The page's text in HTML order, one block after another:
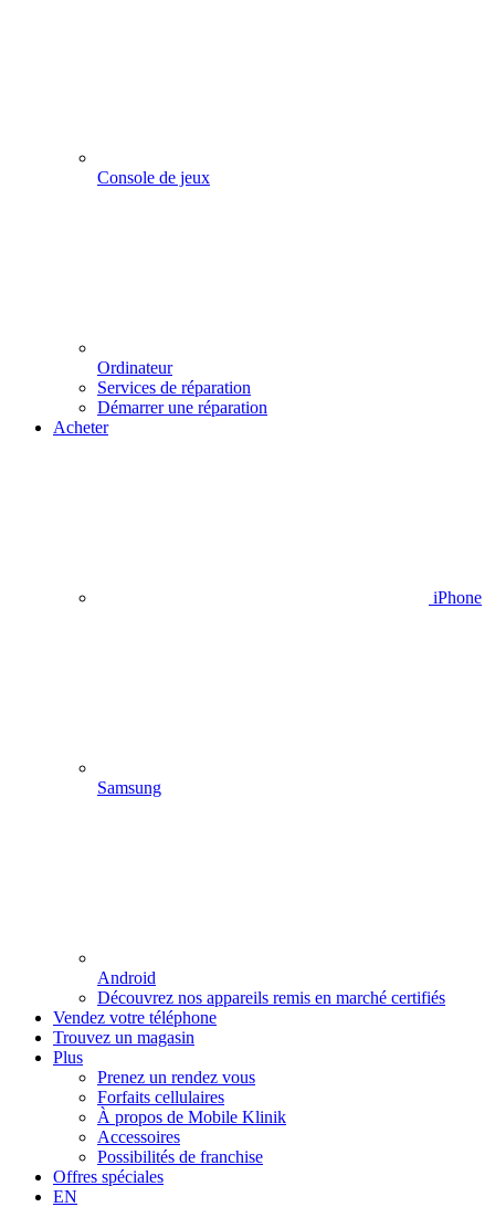
Console de jeux
Ordinateur
Services de réparation
Démarrer une réparation
Acheter
iPhone
Samsung
Android
Découvrez nos appareils remis en marché certifiés
Vendez votre téléphone
Trouvez un magasin
Plus
Prenez un rendez vous
Forfaits cellulaires
À propos de Mobile Klinik
Accessoires
Possibilités de franchise
Offres spéciales
EN